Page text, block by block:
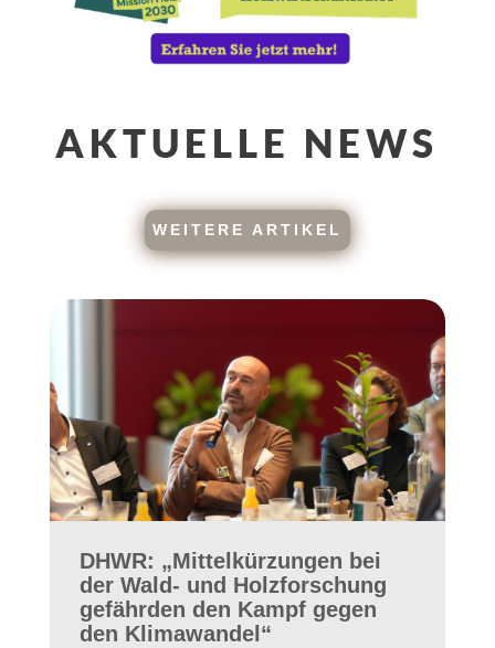
AKTUELLE NEWS
WEITERE ARTIKEL
DHWR: „Mittelkürzungen bei
der Wald- und Holzforschung
gefährden den Kampf gegen
den Klimawandel“